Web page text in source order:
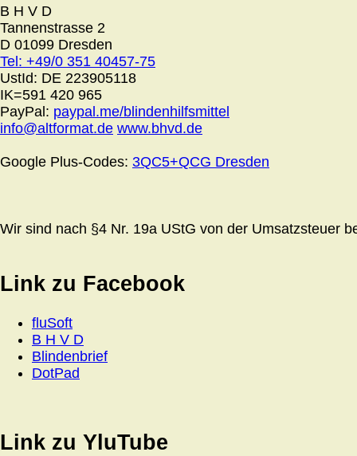
B H V D
Tannenstrasse 2
D 01099 Dresden
Tel: +49/0 351 40457-75
UstId: DE 223905118
IK=591 420 965
PayPal: paypal.me/blindenhilfsmittel
info@altformat.de www.bhvd.de
Google Plus-Codes: 3QC5+QCG Dresden
Wir sind nach §4 Nr. 19a UStG von der Umsatzsteuer
Link zu Facebook
fluSoft
B H V D
Blindenbrief
DotPad
Link zu YluTube